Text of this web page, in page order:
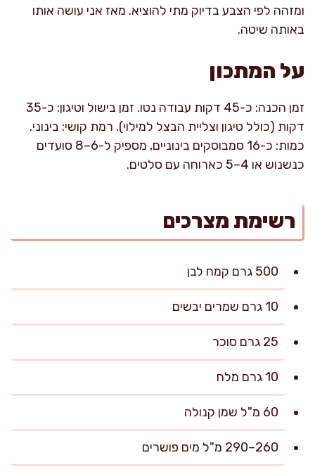
ומזהה לפי הצבע בדיוק מתי להוציא. מאז אני עושה אותו
באותה שיטה.
על המתכון
זמן הכנה: כ-45 דקות עבודה נטו. זמן בישול וטיגון: כ-35
דקות (כולל טיגון וצליית הבצל למילוי). רמת קושי: בינוני.
כמות: כ-16 סמבוסקים בינוניים, מספיק ל-6–8 סועדים
כנשנוש או 4–5 כארוחה עם סלטים.
רשימת מצרכים
500 גרם קמח לבן
10 גרם שמרים יבשים
25 גרם סוכר
10 גרם מלח
60 מ"ל שמן קנולה
260–290 מ"ל מים פושרים